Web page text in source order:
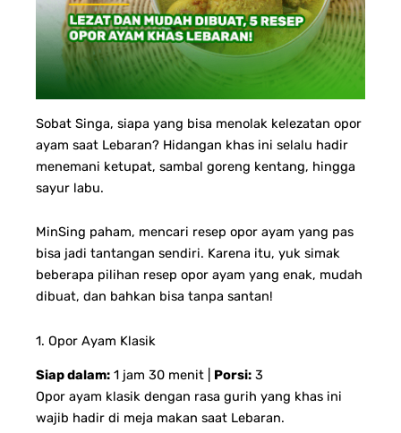
Sobat Singa, siapa yang bisa menolak kelezatan opor
ayam saat Lebaran? Hidangan khas ini selalu hadir
menemani ketupat, sambal goreng kentang, hingga
sayur labu.
MinSing paham, mencari resep opor ayam yang pas
bisa jadi tantangan sendiri. Karena itu, yuk simak
beberapa pilihan resep opor ayam yang enak, mudah
dibuat, dan bahkan bisa tanpa santan!
1. Opor Ayam Klasik
Siap dalam: 1 jam 30 menit | Porsi: 3
Opor ayam klasik dengan rasa gurih yang khas ini
wajib hadir di meja makan saat Lebaran.